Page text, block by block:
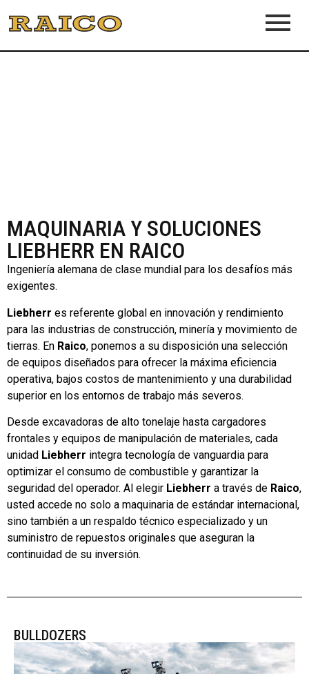
MAQUINARIA Y SOLUCIONES
LIEBHERR EN RAICO
Ingeniería alemana de clase mundial para los desafíos más
exigentes.
Liebherr es referente global en innovación y rendimiento
para las industrias de construcción, minería y movimiento de
tierras. En Raico, ponemos a su disposición una selección
de equipos diseñados para ofrecer la máxima eficiencia
operativa, bajos costos de mantenimiento y una durabilidad
superior en los entornos de trabajo más severos.
Desde excavadoras de alto tonelaje hasta cargadores
frontales y equipos de manipulación de materiales, cada
unidad Liebherr integra tecnología de vanguardia para
optimizar el consumo de combustible y garantizar la
seguridad del operador. Al elegir Liebherr a través de Raico,
usted accede no solo a maquinaria de estándar internacional,
sino también a un respaldo técnico especializado y un
suministro de repuestos originales que aseguran la
continuidad de su inversión.
BULLDOZERS